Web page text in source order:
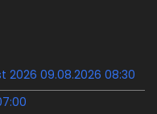
2026 09.08.2026 08:30